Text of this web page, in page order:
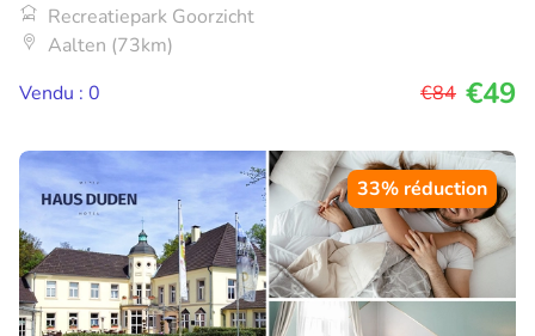
Recreatiepark Goorzicht
Aalten (73km)
Vendu : 0
€84 €49
33% réduction